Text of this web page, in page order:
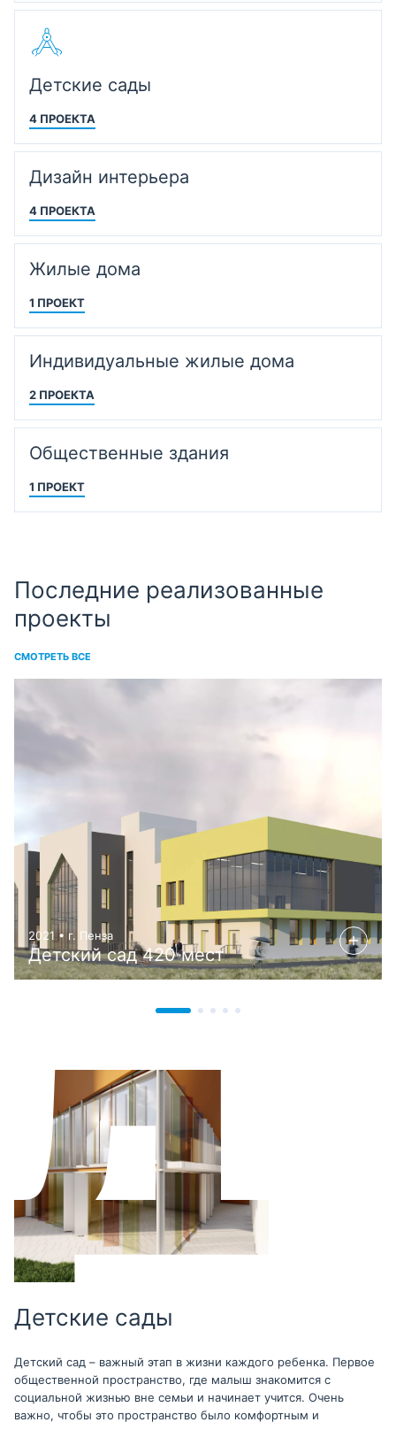
Детские сады
4 ПРОЕКТА
Дизайн интерьера
4 ПРОЕКТА
Жилые дома
1 ПРОЕКТ
Индивидуальные жилые дома
2 ПРОЕКТА
Общественные здания
1 ПРОЕКТ
Последние реализованные
проекты
СМОТРЕТЬ ВСЕ
2021 • г. Пенза
Детский сад 420 мест
Детские сады
Детский сад – важный этап в жизни каждого ребенка. Первое
общественной пространство, где малыш знакомится с
социальной жизнью вне семьи и начинает учится. Очень
важно, чтобы это пространство было комфортным и